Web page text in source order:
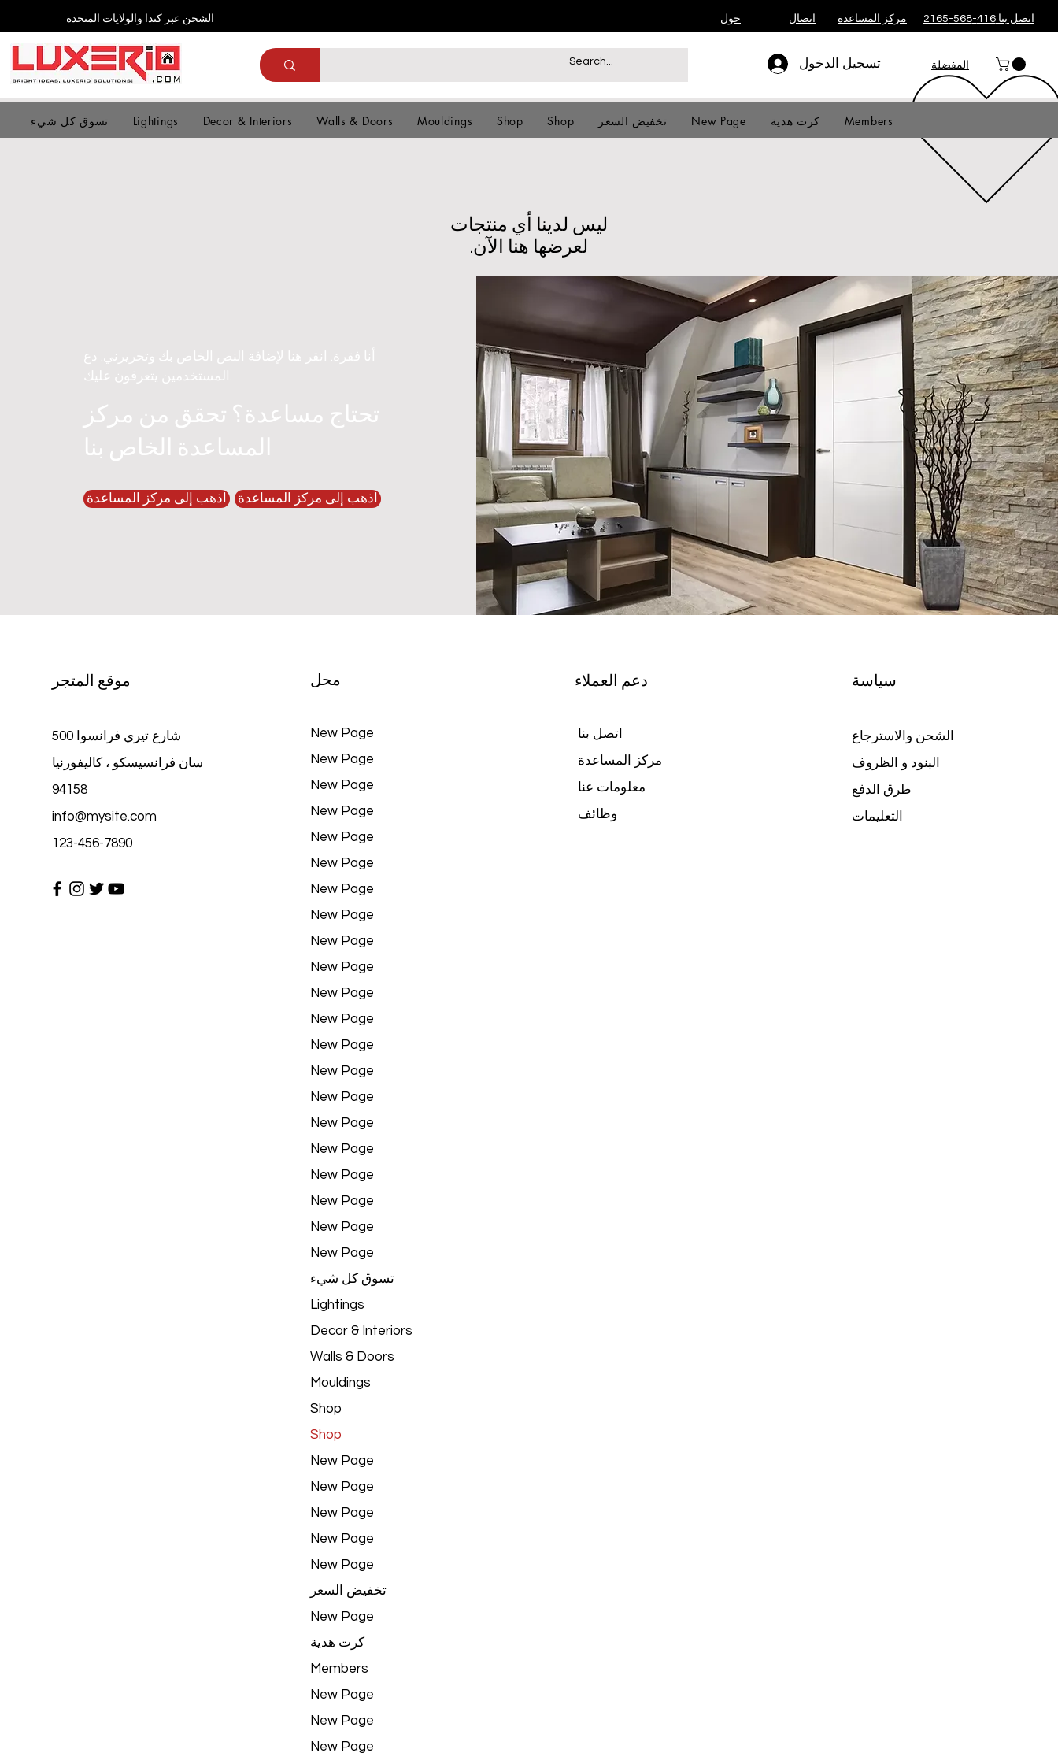
الشحن عبر كندا والولايات المتحدة حول اتصال مركز المساعدة اتصل بنا 416-568-2165
تسجيل الدخول المفضلة
تسوق كل شيء Lightings Decor & Interiors Walls & Doors Mouldings Shop Shop تخفيض السعر New Page كرت هدية Members
لعرضها هنا الآن.
أنا فقرة. انقر هنا لإضافة النص الخاص بك وتحريرني. دع
المستخدمين يتعرفون عليك.
تحتاج مساعدة؟ تحقق من مركز
المساعدة الخاص بنا
اذهب إلى مركز المساعدة اذهب إلى مركز المساعدة
موقع المتجر
500 شارع تيري فرانسوا
سان فرانسيسكو ، كاليفورنيا
94158
info@mysite.com
123-456-7890
محل
New Page
New Page
New Page
New Page
New Page
New Page
New Page
New Page
New Page
New Page
New Page
New Page
New Page
New Page
New Page
New Page
New Page
New Page
New Page
New Page
New Page
تسوق كل شيء
Lightings
Decor & Interiors
Walls & Doors
Mouldings
Shop
Shop
New Page
New Page
New Page
New Page
New Page
تخفيض السعر
New Page
كرت هدية
Members
New Page
New Page
New Page
دعم العملاء
اتصل بنا
مركز المساعدة
معلومات عنا
وظائف
سياسة
الشحن والاسترجاع
البنود و الظروف
التعليمات